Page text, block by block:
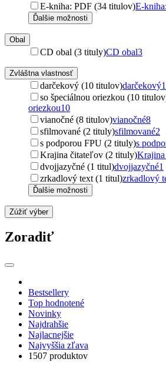
E-kniha: PDF (34 titulov)E-
Ďalšie možnosti
Obal
CD obal (3 tituly)CD obal3
Zvláštna vlastnosť
darčekový (10 titulov)darčekový
so špeciálnou oriezkou (10
oriezkou10
vianočné (8 titulov)vianočné8
sfilmované (2 tituly)sfilmované2
s podporou FPU (2 tituly)s
Krajina čitateľov (2 tituly)
dvojjazyčné (1 titul)dvojjazyčné1
zrkadlový text (1 titul)zrkadlový
Ďalšie možnosti
Zúžiť výber
Zoradiť
Bestsellery
Top hodnotené
Novinky
Najdrahšie
Najlacnejšie
Najvyššia zľava
1507 produktov